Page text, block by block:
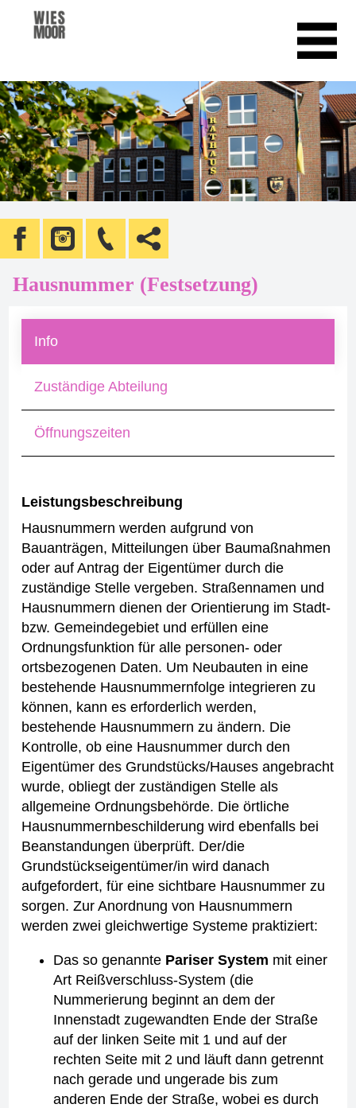
Hausnummer (Festsetzung)
Info
Zuständige Abteilung
Öffnungszeiten
Leistungsbeschreibung
Hausnummern werden aufgrund von
Bauanträgen, Mitteilungen über Baumaßnahmen
oder auf Antrag der Eigentümer durch die
zuständige Stelle vergeben. Straßennamen und
Hausnummern dienen der Orientierung im Stadt-
bzw. Gemeindegebiet und erfüllen eine
Ordnungsfunktion für alle personen- oder
ortsbezogenen Daten. Um Neubauten in eine
bestehende Hausnummernfolge integrieren zu
können, kann es erforderlich werden,
bestehende Hausnummern zu ändern. Die
Kontrolle, ob eine Hausnummer durch den
Eigentümer des Grundstücks/Hauses angebracht
wurde, obliegt der zuständigen Stelle als
allgemeine Ordnungsbehörde. Die örtliche
Hausnummernbeschilderung wird ebenfalls bei
Beanstandungen überprüft. Der/die
Grundstückseigentümer/in wird danach
aufgefordert, für eine sichtbare Hausnummer zu
sorgen. Zur Anordnung von Hausnummern
werden zwei gleichwertige Systeme praktiziert:
Das so genannte Pariser System mit einer
Art Reißverschluss-System (die
Nummerierung beginnt an dem der
Innenstadt zugewandten Ende der Straße
auf der linken Seite mit 1 und auf der
rechten Seite mit 2 und läuft dann getrennt
nach gerade und ungerade bis zum
anderen Ende der Straße, wobei es durch